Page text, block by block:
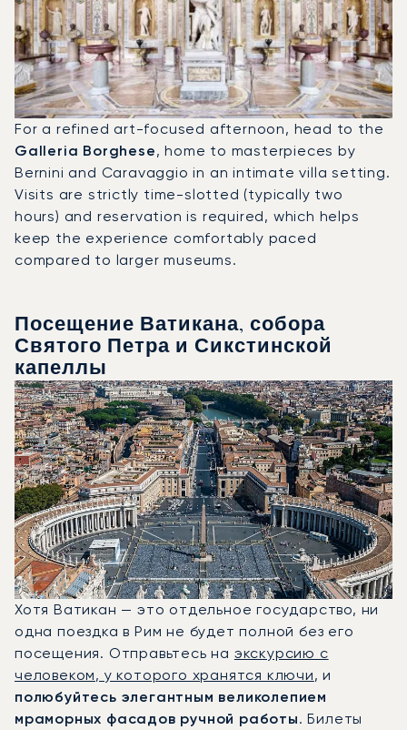
For a refined art-focused afternoon, head to the
Galleria Borghese, home to masterpieces by
Bernini and Caravaggio in an intimate villa setting.
Visits are strictly time-slotted (typically two
hours) and reservation is required, which helps
keep the experience comfortably paced
compared to larger museums.
Посещение Ватикана, собора
Святого Петра и Сикстинской
капеллы
Хотя Ватикан — это отдельное государство, ни
одна поездка в Рим не будет полной без его
посещения. Отправьтесь на экскурсию с
человеком, у которого хранятся ключи, и
полюбуйтесь элегантным великолепием
мраморных фасадов ручной работы. Билеты